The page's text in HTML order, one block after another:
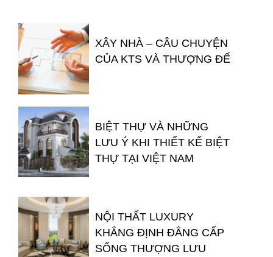
XÂY NHÀ – CÂU CHUYỆN
CỦA KTS VÀ THƯỢNG ĐẾ
BIỆT THỰ VÀ NHỮNG
LƯU Ý KHI THIẾT KẾ BIỆT
THỰ TẠI VIỆT NAM
NỘI THẤT LUXURY
KHẲNG ĐỊNH ĐẲNG CẤP
SỐNG THƯỢNG LƯU